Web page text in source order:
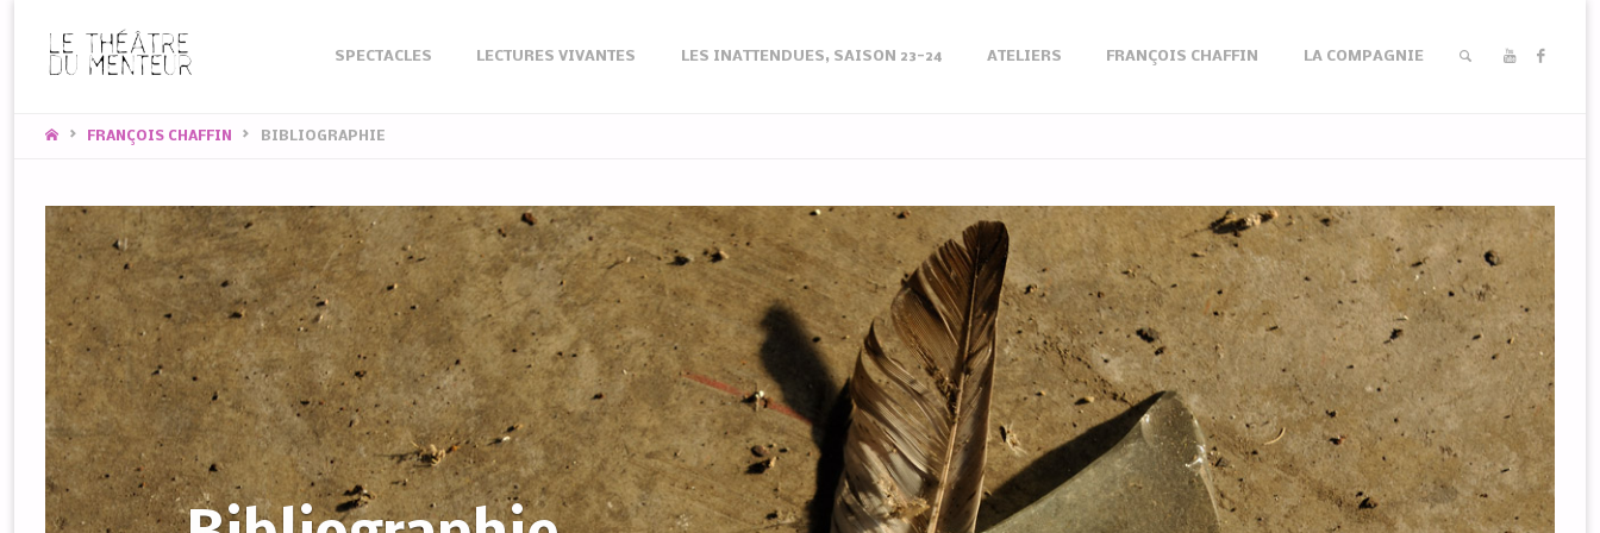
content
SPECTACLES LECTURES VIVANTES LES INATTENDUES, SAISON 23-24 ATELIERS FRANÇOIS CHAFFIN LA COMPAGNIE
HOMEFRANÇOIS CHAFFIN BIBLIOGRAPHIE